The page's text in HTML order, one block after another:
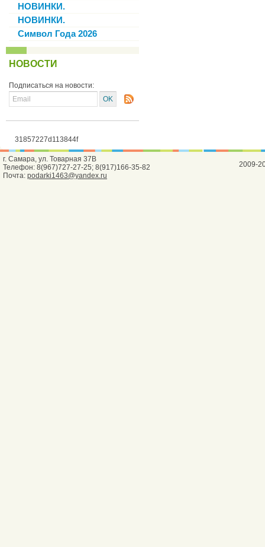
НОВИНКИ.
НОВИНКИ.
Символ Года 2026
НОВОСТИ
Подписаться на новости:
31857227d113844f
г. Самара, ул. Товарная 37В
Телефон: 8(967)727-27-25; 8(917)166-35-82
Почта: podarki1463@yandex.ru
2009-